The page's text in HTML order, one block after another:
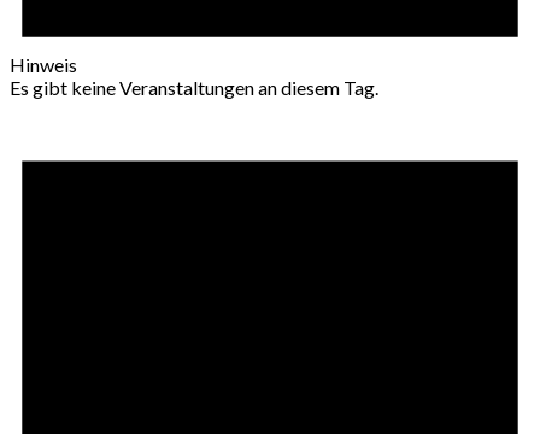
Hinweis
Es gibt keine Veranstaltungen an diesem Tag.